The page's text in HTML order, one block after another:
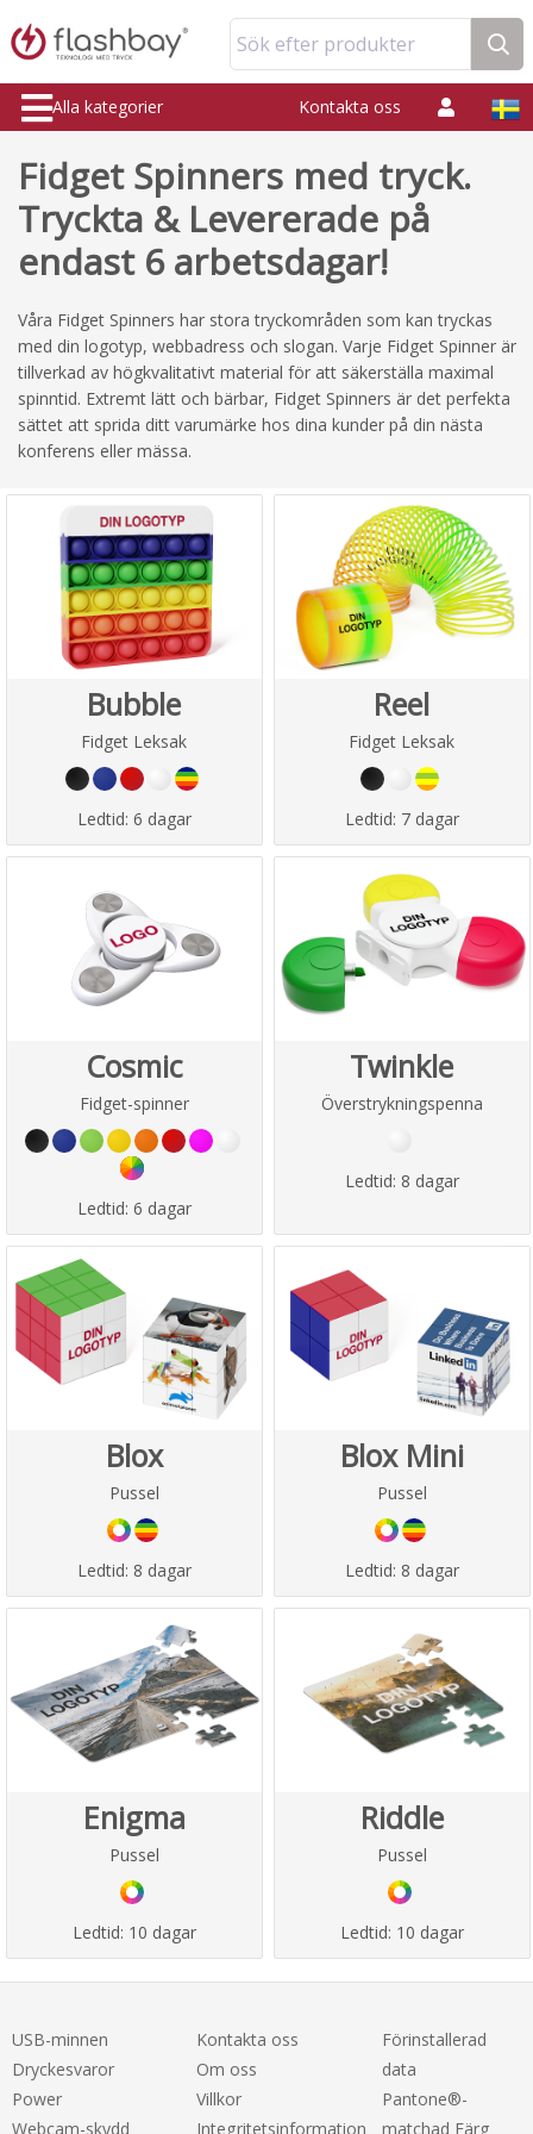
Sök efter produkter
Alla kategorier Kontakta oss
Fidget Spinners med tryck.
Tryckta & Levererade på
endast 6 arbetsdagar!
Våra Fidget Spinners har stora tryckområden som kan tryckas
med din logotyp, webbadress och slogan. Varje Fidget Spinner är
tillverkad av högkvalitativt material för att säkerställa maximal
spinntid. Extremt lätt och bärbar, Fidget Spinners är det perfekta
sättet att sprida ditt varumärke hos dina kunder på din nästa
konferens eller mässa.
Bubble
Fidget Leksak
Ledtid: 6 dagar
Reel
Fidget Leksak
Ledtid: 7 dagar
Cosmic
Fidget-spinner
Ledtid: 6 dagar
Twinkle
Överstrykningspenna
Ledtid: 8 dagar
Blox
Pussel
Ledtid: 8 dagar
Blox Mini
Pussel
Ledtid: 8 dagar
Enigma
Pussel
Ledtid: 10 dagar
Riddle
Pussel
Ledtid: 10 dagar
USB-minnen
Dryckesvaror
Power
Webcam-skydd
Kontakta oss
Om oss
Villkor
Integritetsinformation
Förinstallerad
data
Pantone®-
matchad Färg